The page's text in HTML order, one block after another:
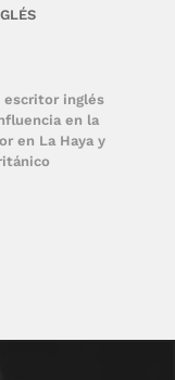
inglés
en la
en La Haya y